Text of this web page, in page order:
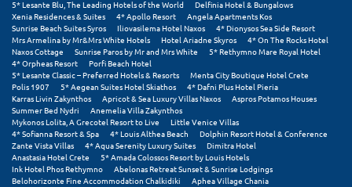
Ρ
Ρέθυμνο
Ρίο
Ρόδος
Σ
5* Lesante Blu, The Leading Hotels of the World
Delfinia Hotel & Bungalows
Xenia Residences & Suites
4* Apollo Resort
Angela Apartments Kos
Sunrise Beach Suites Syros
Iliovasilema Hotel Naxos
4* Dionysos Sea Side Resort
Mrs Armelina by Mr&Mrs White Hotels
Hotel Ariadne Skyros
4* On The Rocks Hotel
Naxos Cottage
Sunrise Paros by Mr and Mrs White
5* Rethymno Mare Royal Hotel
4* Orpheas Resort
Porfi Beach Hotel
5* Lesante Classic – Preferred Hotels & Resorts
Menta City Boutique Hotel Crete
Polis 1907
5* Aegean Suites Hotel Skiathos
4* Dafni Plus Hotel Pieria
Karras Livin Zakynthos
Apricot & Sea Luxury Villas Naxos
Aspros Potamos Houses
Summer Bed Nydri
Anemelia Villa Zakynthos
Mykonos Lolita, A Grecotel Resort to Live
Little Venice Villas
4* Sofianna Resort & Spa
4* Louis Althea Beach
Dolphin Resort Hotel & Conference
Zante Vista Villas
4* Aqua Serenity Luxury Suites
Dimitra Hotel
Anastasia Hotel Crete
5* Amada Colossos Resort by Louis Hotels
Ink Hotel Phos Rethymno
Abelonas Retreat Sunset & Sunrise Lodgings
Belohorizonte Fine Accommodation Chalkidiki
Aphea Village Chania